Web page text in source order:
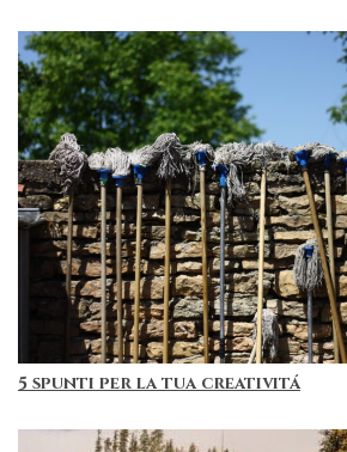
5 spunti per la tua creativitá